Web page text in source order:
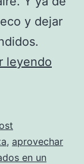
y dejar
leyendo
sin
, aprovechar
en un